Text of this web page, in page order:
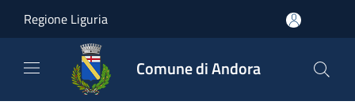
Regione Liguria
Comune di Andora